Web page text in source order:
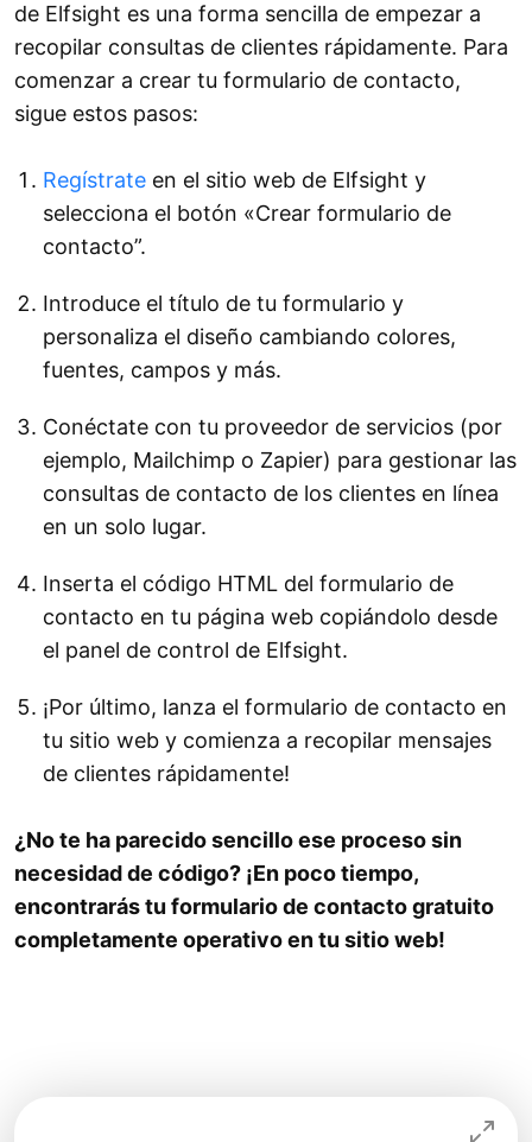
de Elfsight es una forma sencilla de empezar a
recopilar consultas de clientes rápidamente. Para
comenzar a crear tu formulario de contacto,
sigue estos pasos:
Regístrate en el sitio web de Elfsight y
selecciona el botón «Crear formulario de
contacto”.
Introduce el título de tu formulario y
personaliza el diseño cambiando colores,
fuentes, campos y más.
Conéctate con tu proveedor de servicios (por
ejemplo, Mailchimp o Zapier) para gestionar las
consultas de contacto de los clientes en línea
en un solo lugar.
Inserta el código HTML del formulario de
contacto en tu página web copiándolo desde
el panel de control de Elfsight.
¡Por último, lanza el formulario de contacto en
tu sitio web y comienza a recopilar mensajes
de clientes rápidamente!
¿No te ha parecido sencillo ese proceso sin
necesidad de código? ¡En poco tiempo,
encontrarás tu formulario de contacto gratuito
completamente operativo en tu sitio web!